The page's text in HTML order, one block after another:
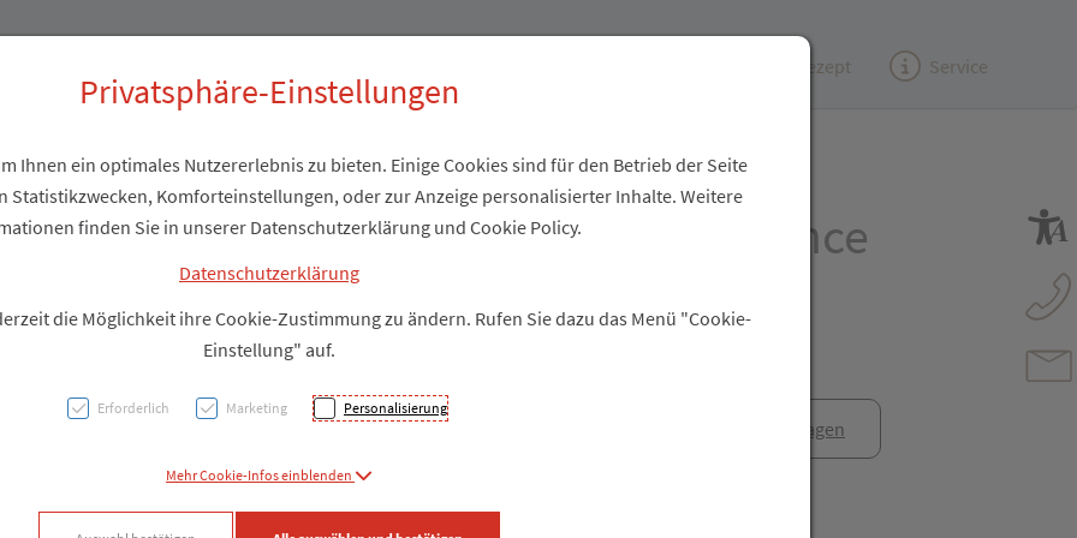
(e)Rezept Service
Lierac Supra Radiance
Rezept anfragen
Privatsphäre-Einstellungen
Ihnen ein optimales Nutzererlebnis zu bieten. Einige Cookies sind für den Betrieb der Seite
Statistikzwecken, Komforteinstellungen, oder zur Anzeige personalisierter Inhalte. Weitere
finden Sie in unserer Datenschutzerklärung und Cookie Policy.
Datenschutzerklärung
die Möglichkeit ihre Cookie-Zustimmung zu ändern. Rufen Sie dazu das Menü "Cookie-
Einstellung" auf.
Erforderlich Marketing Personalisierung
Mehr Cookie-Infos einblenden